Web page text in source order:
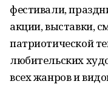
фестивали,
акции, выставки,
патриотической
любительских
всех жанров и